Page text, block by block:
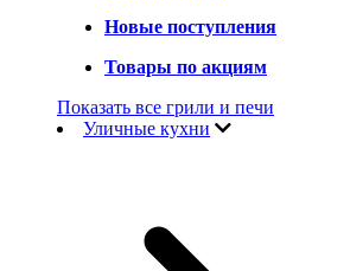
Новые поступления
Товары по акциям
Показать все грили и печи
Уличные кухни